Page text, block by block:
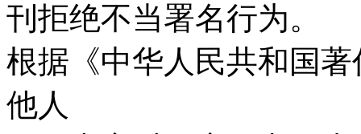
刊拒绝不当署名行为。
根据《中华人民共和国
他人